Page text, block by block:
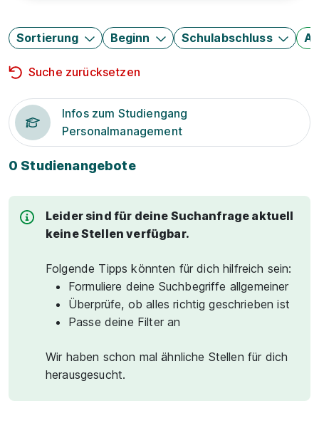
Sortierung Beginn Schulabschluss
Suche zurücksetzen
Infos zum Studiengang
Personalmanagement
0 Studienangebote
Leider sind für deine Suchanfrage aktuell
keine Stellen verfügbar.
Folgende Tipps könnten für dich hilfreich sein:
Formuliere deine Suchbegriffe allgemeiner
Überprüfe, ob alles richtig geschrieben ist
Passe deine Filter an
Wir haben schon mal ähnliche Stellen für dich
herausgesucht.